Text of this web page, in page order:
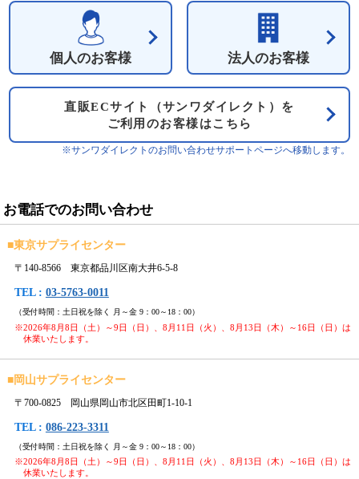
個人のお客様 法人のお客様
直販ECサイト（サンワダイレクト）を
ご利用のお客様はこちら
※サンワダイレクトのお問い合わせサポートページへ移動します。
お電話でのお問い合わせ
■東京サプライセンター
〒140-8566 東京都品川区南大井6-5-8
TEL : 03-5763-0011
（受付時間：土日祝を除く 月～金 9：00～18：00）
※2026年8月8日（土）～9日（日）、8月11日（火）、8月13日（木）～16日（日）は
休業いたします。
■岡山サプライセンター
〒700-0825 岡山県岡山市北区田町1-10-1
TEL : 086-223-3311
（受付時間：土日祝を除く 月～金 9：00～18：00）
※2026年8月8日（土）～9日（日）、8月11日（火）、8月13日（木）～16日（日）は
休業いたします。